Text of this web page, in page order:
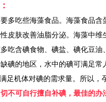
多吃些海藻食品。海藻食品
皮肤改善油脂分泌。海藻中
吃含碘食物、碘盐、碘化豆
碘的地区，水中的碘可满足
足机体对碘的需求量。所以，
不可自行擅自补碘，最佳的